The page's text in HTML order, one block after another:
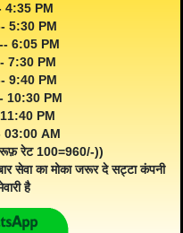
4:35 PM
5:30 PM
6:05 PM
7:30 PM
9:40 PM
10:30 PM
PM
03:00 AM
रेट 100=960/-))
सेवा का मोका जरूर दे सट्टा कंपनी
है